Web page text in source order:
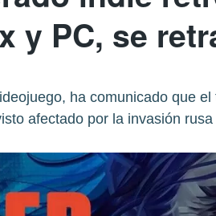
y PC, se
ha comunicado que
afectado por la invasión